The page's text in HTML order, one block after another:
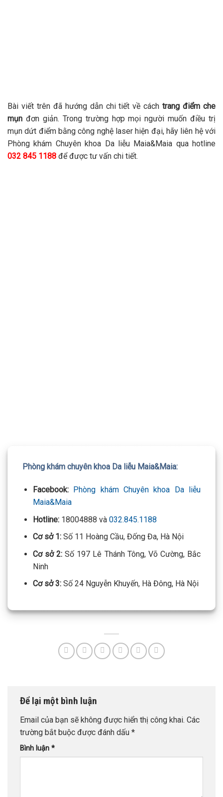
Bài viết trên đã hướng dẫn chi tiết về cáchtrang điểm che
mụn đơn giản. Trong trường hợp mọi người muốn điều trị
mụn dứt điểm bằng công nghệ laser hiện đại, hãy liên hệ với
Phòng khám Chuyên khoa Da liễu Maia&Maia qua hotline
032 845 1188 để được tư vấn chi tiết.
Phòng khám chuyên khoa Da liễu Maia&Maia:
Facebook: Phòng khám Chuyên khoa Da liễu
Maia&Maia
Hotline:18004888 và 032.845.1188
Cơ sở 1: Số 11 Hoàng Cầu, Đống Đa, Hà Nội
Cơ sở 2: Số 197 Lê Thánh Tông, Võ Cường, Bắc
Ninh
Cơ sở 3:Số 24 Nguyễn Khuyến, Hà Đông, Hà Nội
Để lại một bình luận
Email của bạn sẽ không được hiển thị công khai. Các
trường bắt buộc được đánh dấu *
Bình luận *